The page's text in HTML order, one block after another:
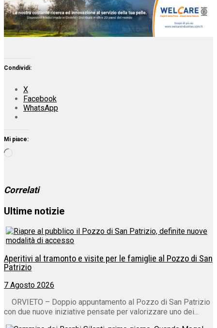
Condividi:
X
Facebook
WhatsApp
Mi piace:
Correlati
Ultime notizie
Aperitivi al tramonto e visite per le famiglie al Pozzo di San
Patrizio
7 Agosto 2026
ORVIETO – Doppio appuntamento al Pozzo di San Patrizio
con due nuove iniziative pensate per valorizzare uno dei...